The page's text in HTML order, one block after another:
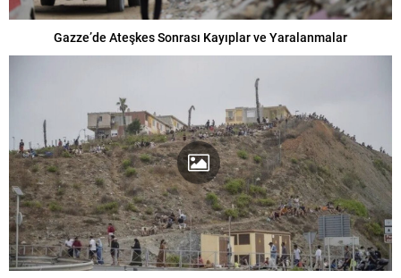
Gazze’de Ateşkes Sonrası Kayıplar ve Yaralanmalar